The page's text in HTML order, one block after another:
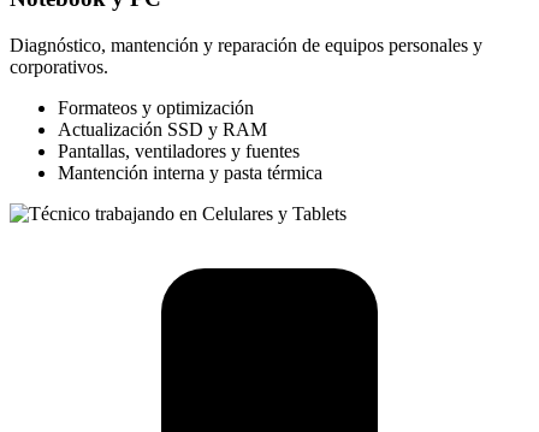
Diagnóstico, mantención y reparación de equipos personales y
corporativos.
Formateos y optimización
Actualización SSD y RAM
Pantallas, ventiladores y fuentes
Mantención interna y pasta térmica